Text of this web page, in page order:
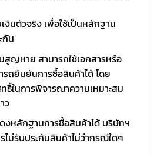
งินตัวจริง เพื่อใช้เป็นหลักฐาน
กัน
สูญหาย สามารถใช้เอกสารหรือ
ถยืนยันการซื้อสินค้าได้ โดย
ในการพิจารณาความเหมาะสม
ว
งหลักฐานการซื้อสินค้าได้ บริษัทฯ
ไม่รับประกันสินค้าไม่ว่ากรณีใดๆ